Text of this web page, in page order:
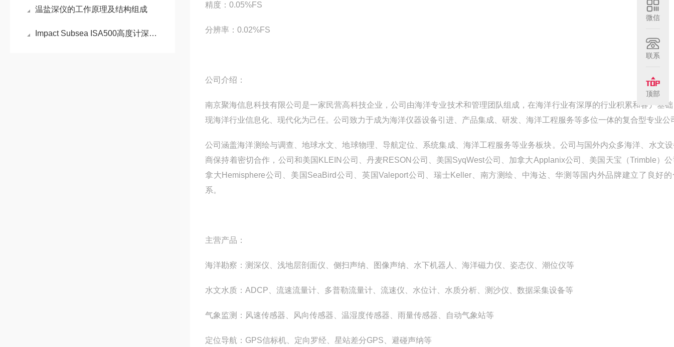
温盐深仪的工作原理及结构组成
​Impact Subsea ISA500高度计深度解析
精度：0.05%FS
分辨率：0.02%FS
公司介绍：
南京聚海信息科技有限公司是一家民营高科技企业，公司由海洋专业技术和管理团队组成，在海洋行业有深厚的行业积累和客户基
现海洋行业信息化、现代化为己任。公司致力于成为海洋仪器设备引进、产品集成、研发、海洋工程服务等多位一体的复合型专业公
公司涵盖海洋测绘与调查、地球水文、地球物理、导航定位、系统集成、海洋工程服务等业务板块。公司与国外内众多海洋、水文
商保持着密切合作，公司和美国KLEIN公司、丹麦RESON公司、美国SyqWest公司、加拿大Applanix公司、美国天宝（Trimble）
拿大Hemisphere公司、美国SeaBird公司、英国Valeport公司、瑞士Keller、南方测绘、中海达、华测等国内外品牌建立了良好
系。
主营产品：
海洋勘察：测深仪、浅地层剖面仪、侧扫声纳、图像声纳、水下机器人、海洋磁力仪、姿态仪、潮位仪等
水文水质：ADCP、流速流量计、多普勒流量计、流速仪、水位计、水质分析、测沙仪、数据采集设备等
气象监测：风速传感器、风向传感器、温湿度传感器、雨量传感器、自动气象站等
定位导航：GPS信标机、定向罗经、星站差分GPS、避碰声纳等
微信
联系
顶部